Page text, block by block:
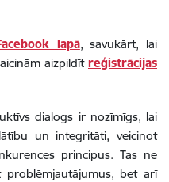
lapā, savukārt, lai
aizpildīt reģistrācijas
dialogs ir nozīmīgs, lai
un integritāti, veicinot
principus. Tas ne
bet arī